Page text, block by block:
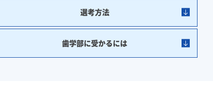
選考方法
歯学部に受かるには